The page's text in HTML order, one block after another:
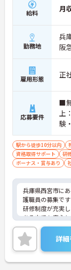
給料 月
勤務地
兵
阪
雇用形態 正
応募要件
■
上
験
駅から徒歩10分以内
資格取得サポート
研
ボーナス・賞与あり
兵庫県西宮市に
護職員の募集です
研修制度が充実
ある方でも安心
また資格取得支
ップが目指せま
通勤手当、資格
当など、各種手
ご興味のある方
詳